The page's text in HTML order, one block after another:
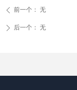
ꄴ 前一个： 无
ꄲ 后一个： 无